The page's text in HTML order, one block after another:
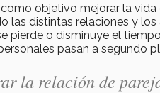
objetivo mejorar la vida
las distintas relaciones y
pierde o disminuye el
pasan a segundo
la relación de